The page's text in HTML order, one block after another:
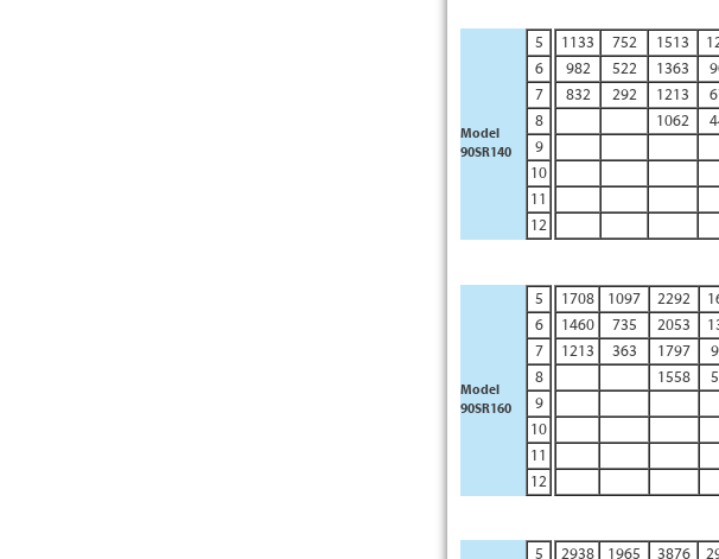
Model
90SR140
5
6
7
8
9
10
11
12
1133 752 1513
982
522 1363
832
292 1213
1062
Model
90SR160
5
6
7
8
9
10
11
12
1708 1097 2292
1460
735 2053
1213
363 1797
1558
5
2938 1965 3876